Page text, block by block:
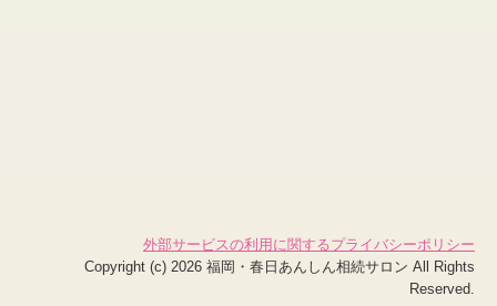
外部サービスの利用に関するプライバシーポリシー
Copyright (c) 2026 福岡・春日あんしん相続サロン All Rights
Reserved.